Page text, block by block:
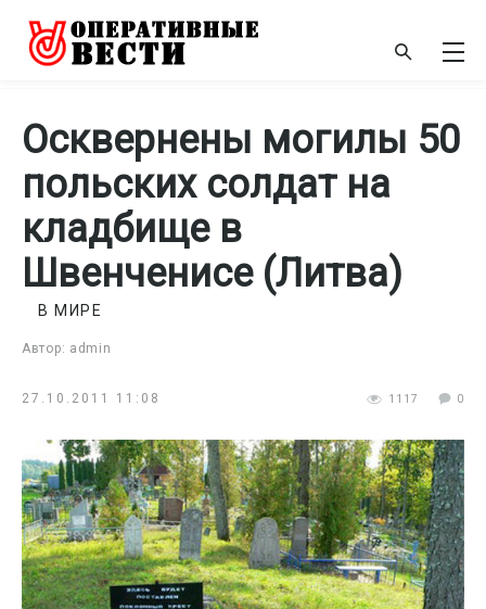
Осквернены могилы 50
польских солдат на
кладбище в
Швенченисе (Литва)
Автор: admin
В МИРЕ
27.10.2011 11:08 1117 0